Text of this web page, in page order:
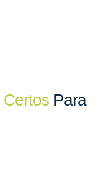
Certos Para